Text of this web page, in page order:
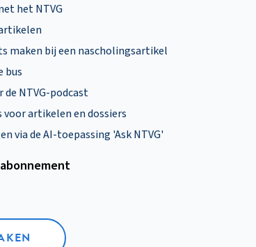
het NTVG
maken bij een nascholingsartikel
bus
NTVG-podcast
artikelen en dossiers
via de AI-toepassing 'Ask NTVG'